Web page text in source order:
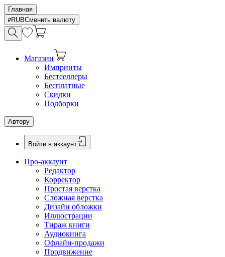
Главная
RUBСменить валюту
Магазин
Импринты
Бестселлеры
Бесплатные
Скидки
Подборки
Автору
Войти в аккаунт
Про-аккаунт
Редактор
Корректор
Простая верстка
Сложная верстка
Дизайн обложки
Иллюстрации
Тираж книги
Аудиокнига
Офлайн-продажи
Продвижение